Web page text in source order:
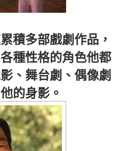
積多部戲劇作品，
種性格的角色他都
、舞台劇、偶像劇
的身影。